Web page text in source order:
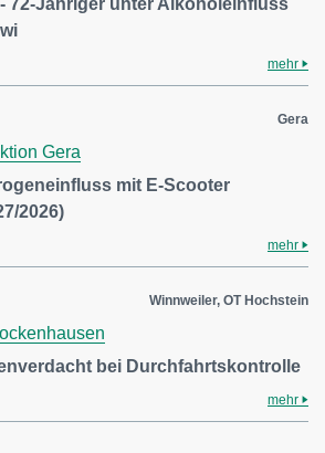
mehr
Gera
Gera
mit E-Scooter
2026)
mehr
Winnweiler, OT Hochstein
bei Durchfahrtskontrolle
mehr